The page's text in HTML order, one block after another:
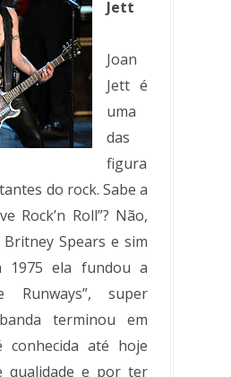
Jett
Joan
Jett é
uma
das
figura
do rock. Sabe a
Rock’n Roll”? Não,
Spears e sim
1975 ela fundou a
Runways”, super
terminou em
conhecida até hoje
qualidade e por ter